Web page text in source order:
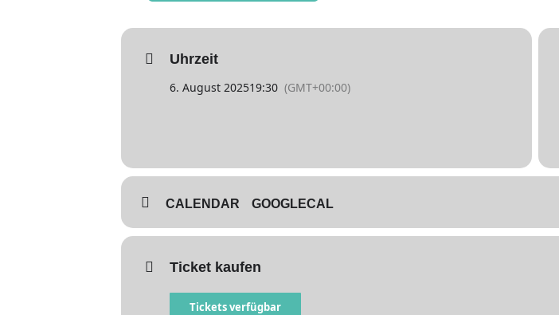
Uhrzeit
6. August 202519:30 (GMT+00:00)
CALENDAR GOOGLECAL
Ticket kaufen
Tickets verfügbar